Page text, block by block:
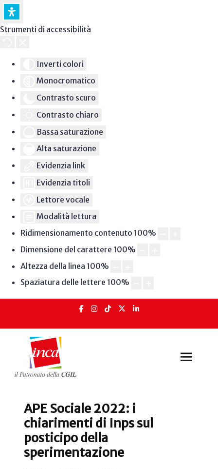
Strumenti di accessibilità
Inverti colori
Monocromatico
Contrasto scuro
Contrasto chiaro
Bassa saturazione
Alta saturazione
Evidenzia link
Evidenzia titoli
Lettore vocale
Modalità lettura
Ridimensionamento contenuto 100%
Dimensione del carattere 100%
Altezza della linea 100%
Spaziatura delle lettere 100%
APE Sociale 2022: i
chiarimenti di Inps sul
posticipo della
sperimentazione